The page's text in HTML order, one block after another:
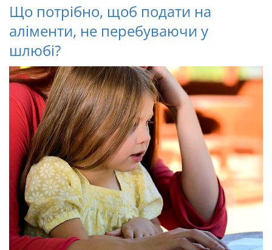
Що потрібно, щоб подати на
аліменти, не перебуваючи у
шлюбі?